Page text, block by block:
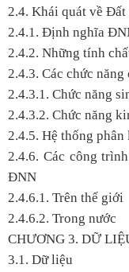
2.4. Khái quát về Đất
2.4.1. Định nghĩa
2.4.2. Những tính
2.4.3. Các chức
2.4.3.1. Chức năng
2.4.3.2. Chức năng
2.4.5. Hệ thống
2.4.6. Các công
ĐNN
2.4.6.1. Trên thế giới
2.4.6.2. Trong nước
CHƯƠNG 3. DỮ
3.1. Dữ liệu